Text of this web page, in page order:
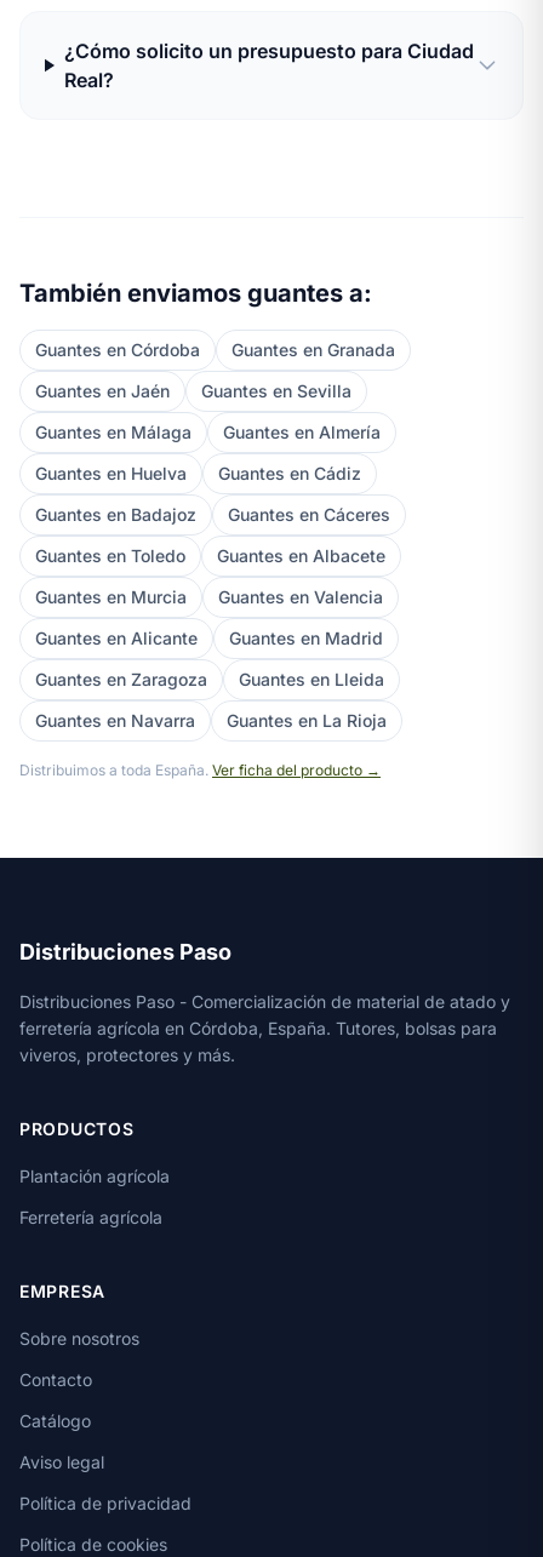
¿Cómo solicito un presupuesto para Ciudad
Real?
También enviamos guantes a:
Guantes en Córdoba
Guantes en Granada
Guantes en Jaén
Guantes en Sevilla
Guantes en Málaga
Guantes en Almería
Guantes en Huelva
Guantes en Cádiz
Guantes en Badajoz
Guantes en Cáceres
Guantes en Toledo
Guantes en Albacete
Guantes en Murcia
Guantes en Valencia
Guantes en Alicante
Guantes en Madrid
Guantes en Zaragoza
Guantes en Lleida
Guantes en Navarra
Guantes en La Rioja
Distribuimos a toda España. Ver ficha del producto →
Distribuciones Paso
Distribuciones Paso - Comercialización de material de atado y
ferretería agrícola en Córdoba, España. Tutores, bolsas para
viveros, protectores y más.
PRODUCTOS
Plantación agrícola
Ferretería agrícola
EMPRESA
Sobre nosotros
Contacto
Catálogo
Aviso legal
Política de privacidad
Política de cookies